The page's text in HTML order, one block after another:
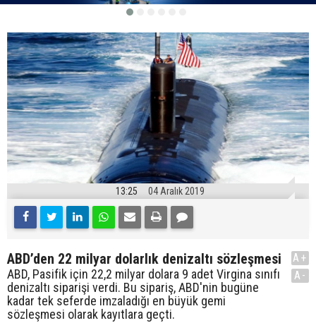
13:25 04 Aralık 2019
ABD’den 22 milyar dolarlık denizaltı sözleşmesi
ABD, Pasifik için 22,2 milyar dolara 9 adet Virgina sınıfı
denizaltı siparişi verdi. Bu sipariş, ABD'nin bugüne
kadar tek seferde imzaladığı en büyük gemi
sözleşmesi olarak kayıtlara geçti.
A+
A-